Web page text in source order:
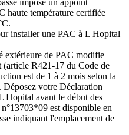
impose un appoint
haute température certifiée
installer une PAC à L Hopital
extérieure de PAC modifie
(article R421-17 du Code de
est de 1 à 2 mois selon la
Déposez votre Déclaration
Hopital avant le début des
est disponible en
indiquant l'emplacement de